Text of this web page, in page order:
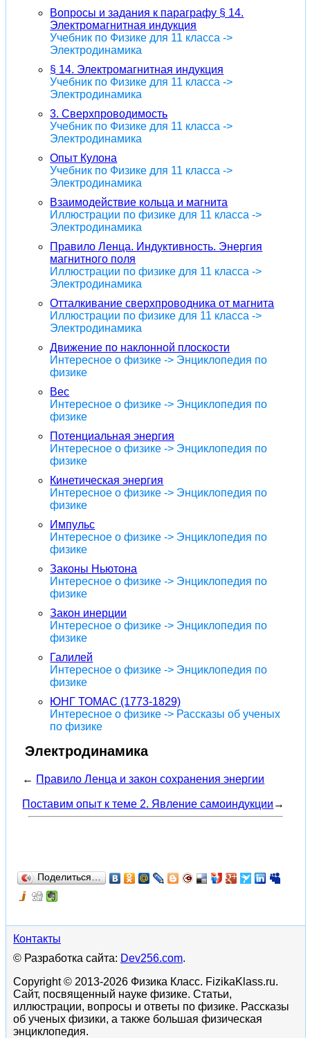
Вопросы и задания к параграфу § 14.
Электромагнитная индукция
Учебник по Физике для 11 класса ->
Электродинамика
§ 14. Электромагнитная индукция
Учебник по Физике для 11 класса ->
Электродинамика
3. Сверхпроводимость
Учебник по Физике для 11 класса ->
Электродинамика
Опыт Кулона
Учебник по Физике для 11 класса ->
Электродинамика
Взаимодействие кольца и магнита
Иллюстрации по физике для 11 класса ->
Электродинамика
Правило Ленца. Индуктивность. Энергия
магнитного поля
Иллюстрации по физике для 11 класса ->
Электродинамика
Отталкивание сверхпроводника от магнита
Иллюстрации по физике для 11 класса ->
Электродинамика
Движение по наклонной плоскости
Интересное о физике -> Энциклопедия по
физике
Вес
Интересное о физике -> Энциклопедия по
физике
Потенциальная энергия
Интересное о физике -> Энциклопедия по
физике
Кинетическая энергия
Интересное о физике -> Энциклопедия по
физике
Импульс
Интересное о физике -> Энциклопедия по
физике
Законы Ньютона
Интересное о физике -> Энциклопедия по
физике
Закон инерции
Интересное о физике -> Энциклопедия по
физике
Галилей
Интересное о физике -> Энциклопедия по
физике
ЮНГ ТОМАС (1773-1829)
Интересное о физике -> Рассказы об ученых
по физике
Электродинамика
← Правило Ленца и закон сохранения энергии
Поставим опыт к теме 2. Явление самоиндукции →
Поделиться…
Контакты
© Разработка сайта: Dev256.com.
Copyright © 2013-2026 Физика Класс. FizikaKlass.ru.
Сайт, посвященный науке физике. Статьи,
иллюстрации, вопросы и ответы по физике. Рассказы
об ученых физики, а также большая физическая
энциклопедия.